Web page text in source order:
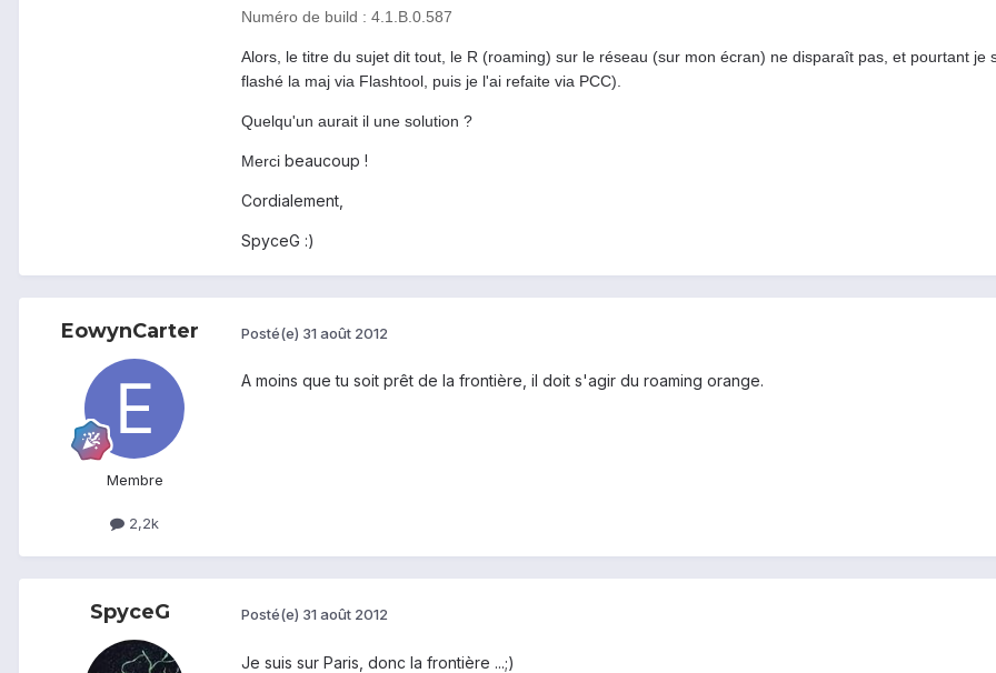
Numéro de build : 4.1.B.0.587
Alors, le titre du sujet dit tout, le R (roaming) sur le réseau (sur mon écran) ne disparaît pas, et pourtant
flashé la maj via Flashtool, puis je l'ai refaite via PCC).
Quelqu'un aurait il une solution ?
Merci beaucoup !
Cordialement,
SpyceG :)
EowynCarter
Membre
2,2k
Posté(e) 31 août 2012
A moins que tu soit prêt de la frontière, il doit s'agir du roaming orange.
SpyceG Posté(e) 31 août 2012
Je suis sur Paris, donc la frontière ...;)